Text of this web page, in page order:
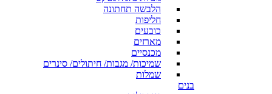
הלבשה תחתונה
חליפות
כובעים
מארזים
מכנסיים
שמיכות/ מגבות/ חיתולים/ סינרים
שמלות
בנים